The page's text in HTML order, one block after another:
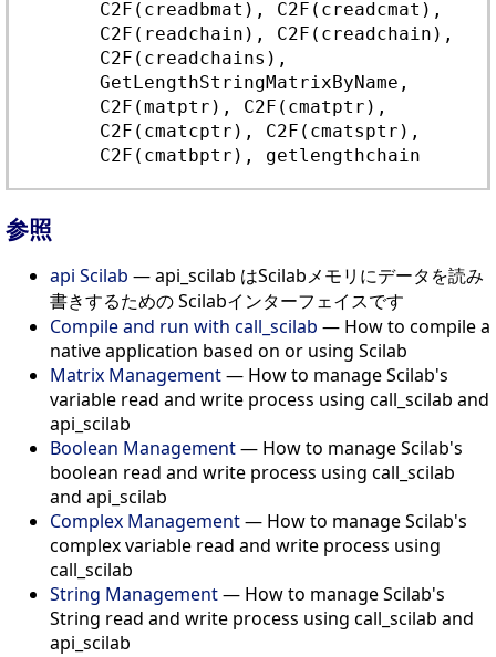
C2F(creadbmat), C2F(creadcmat),
C2F(readchain), C2F(creadchain),
C2F(creadchains),
GetLengthStringMatrixByName,
C2F(matptr), C2F(cmatptr),
C2F(cmatcptr), C2F(cmatsptr),
C2F(cmatbptr), getlengthchain
参照
api Scilab — api_scilab はScilabメモリにデータを読み
書きするための Scilabインターフェイスです
Compile and run with call_scilab — How to compile a
native application based on or using Scilab
Matrix Management— How to manage Scilab's
variable read and write process using call_scilab and
api_scilab
Boolean Management— How to manage Scilab's
boolean read and write process using call_scilab
and api_scilab
Complex Management— How to manage Scilab's
complex variable read and write process using
call_scilab
String Management— How to manage Scilab's
String read and write process using call_scilab and
api_scilab